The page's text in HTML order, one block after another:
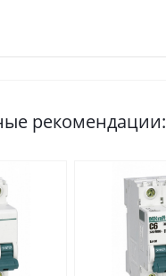
рекомендации: